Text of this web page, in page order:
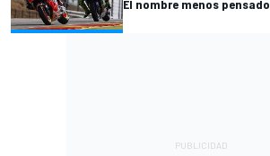
El nombre menos pensado